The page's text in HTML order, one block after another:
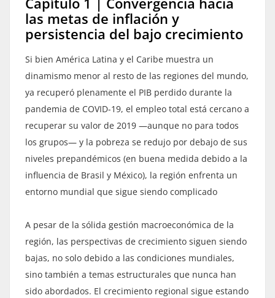
las metas de inflación y
persistencia del bajo crecimiento
Si bien América Latina y el Caribe muestra un
dinamismo menor al resto de las regiones del mundo,
ya recuperó plenamente el PIB perdido durante la
pandemia de COVID-19, el empleo total está cercano a
recuperar su valor de 2019 —aunque no para todos
los grupos— y la pobreza se redujo por debajo de sus
niveles prepandémicos (en buena medida debido a la
influencia de Brasil y México), la región enfrenta un
entorno mundial que sigue siendo complicado
A pesar de la sólida gestión macroeconómica de la
región, las perspectivas de crecimiento siguen siendo
bajas, no solo debido a las condiciones mundiales,
sino también a temas estructurales que nunca han
sido abordados. El crecimiento regional sigue estando